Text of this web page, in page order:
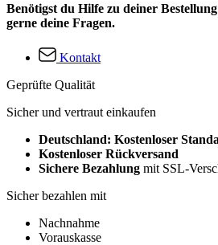
Benötigst du Hilfe zu deiner
gerne deine Fragen.
Kontakt
Geprüfte Qualität
Sicher und vertraut einkaufen
Deutschland: Kostenloser
Kostenloser Rückversand
Sichere Bezahlung mit SSL-
Sicher bezahlen mit
Nachnahme
Vorauskasse